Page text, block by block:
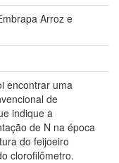
Arroz e
encontrar uma
de
indique a
de N na época
do feijoeiro
clorofilômetro.